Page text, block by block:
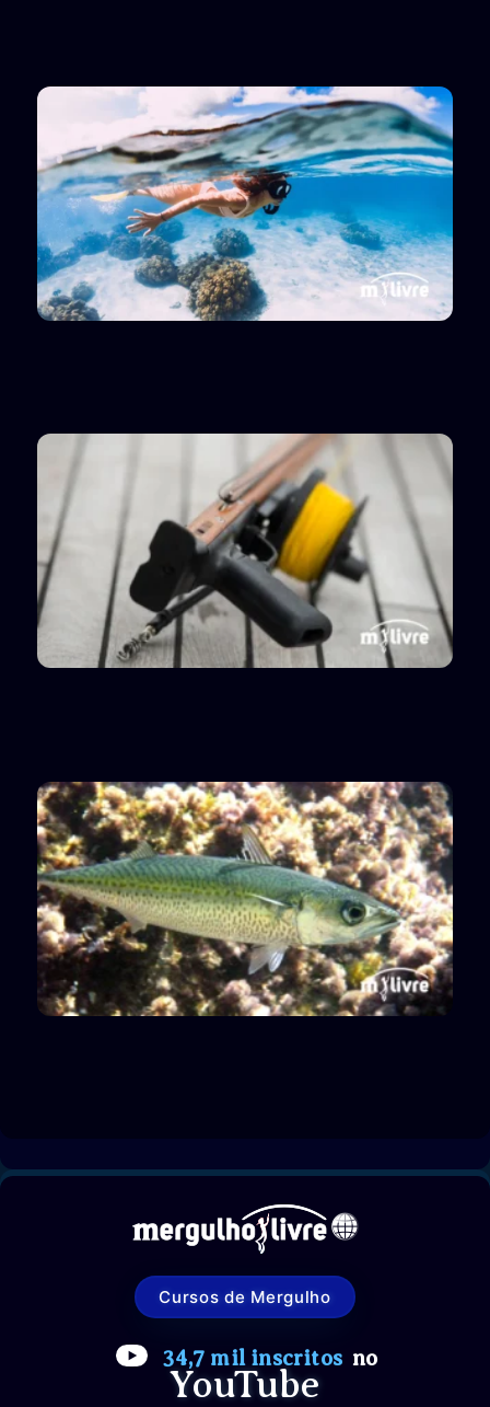
Cursos de Mergulho
34,7 mil inscritos no
YouTube